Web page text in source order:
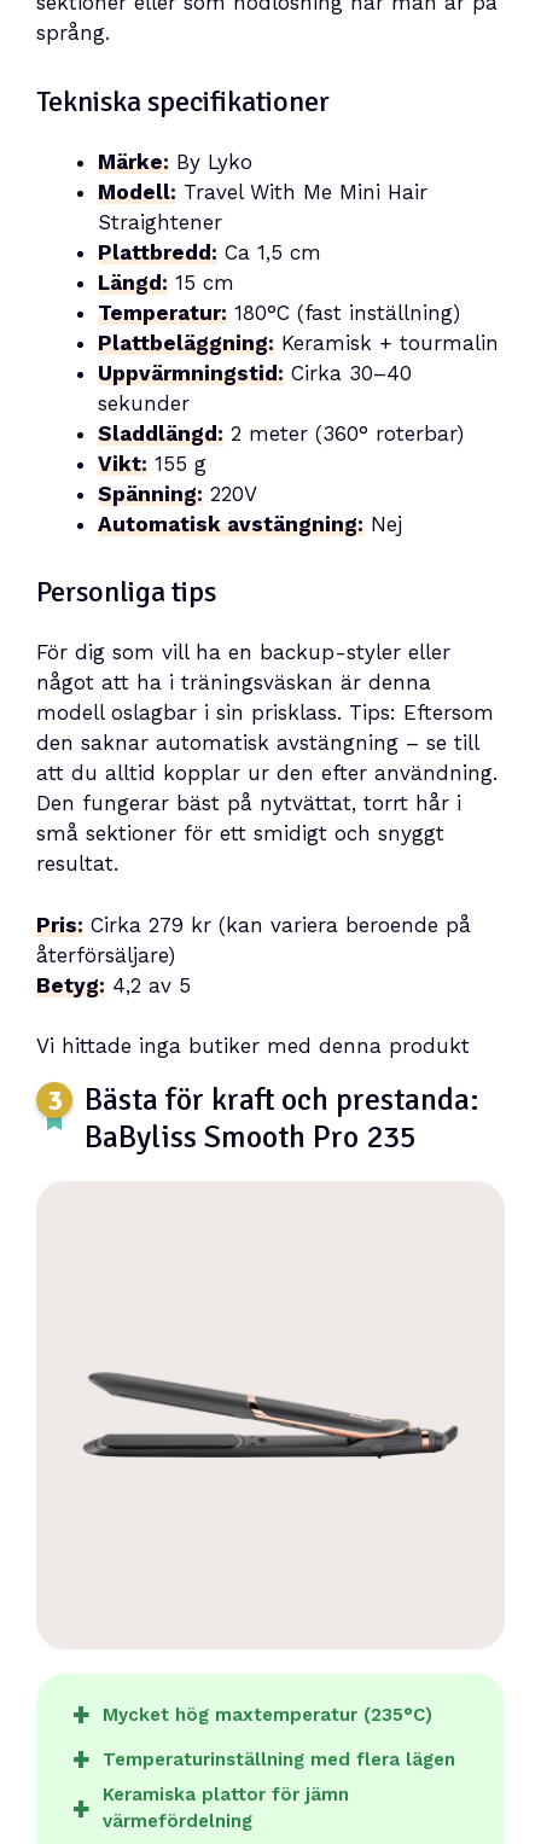
språng.
Tekniska specifikationer
Märke: By Lyko
Modell: Travel With Me Mini Hair
Straightener
Plattbredd: Ca 1,5 cm
Längd: 15 cm
Temperatur: 180°C (fast inställning)
Plattbeläggning: Keramisk + tourmalin
Uppvärmningstid: Cirka 30–40
sekunder
Sladdlängd: 2 meter (360° roterbar)
Vikt: 155 g
Spänning: 220V
Automatisk avstängning: Nej
Personliga tips
För dig som vill ha en backup-styler eller
något att ha i träningsväskan är denna
modell oslagbar i sin prisklass. Tips: Eftersom
den saknar automatisk avstängning – se till
att du alltid kopplar ur den efter användning.
Den fungerar bäst på nytvättat, torrt hår i
små sektioner för ett smidigt och snyggt
resultat.
Pris: Cirka 279 kr (kan variera beroende på
återförsäljare)
Betyg: 4,2 av 5
Vi hittade inga butiker med denna produkt
Bästa för kraft och prestanda:
BaByliss Smooth Pro 235
Mycket hög maxtemperatur (235°C)
Temperaturinställning med flera lägen
Keramiska plattor för jämn
värmefördelning